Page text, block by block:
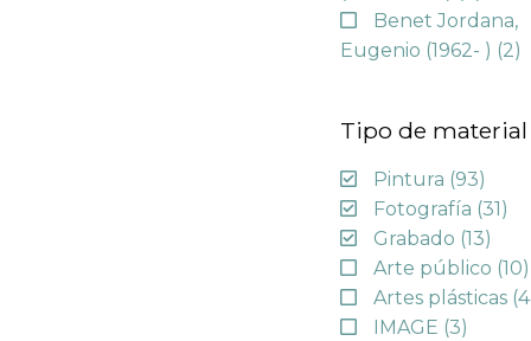
Benet Jordana,
Eugenio (1962- ) (2)
Tipo de material
Pintura (93)
Fotografía (31)
Grabado (13)
Arte público (10)
Artes plásticas
IMAGE (3)